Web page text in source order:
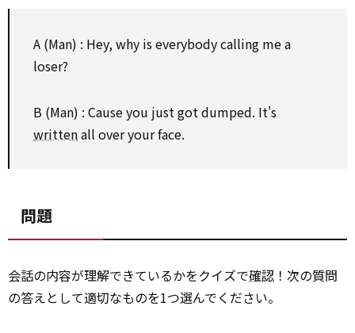
A (Man) : Hey, why is everybody calling me a
loser?
B (Man) : Cause you just got dumped. It's
writtenall over your face.
問題
会話の内容が理解できているかをクイズで確認 ！次の質問
の答えとして適切なものを1つ選んでください。